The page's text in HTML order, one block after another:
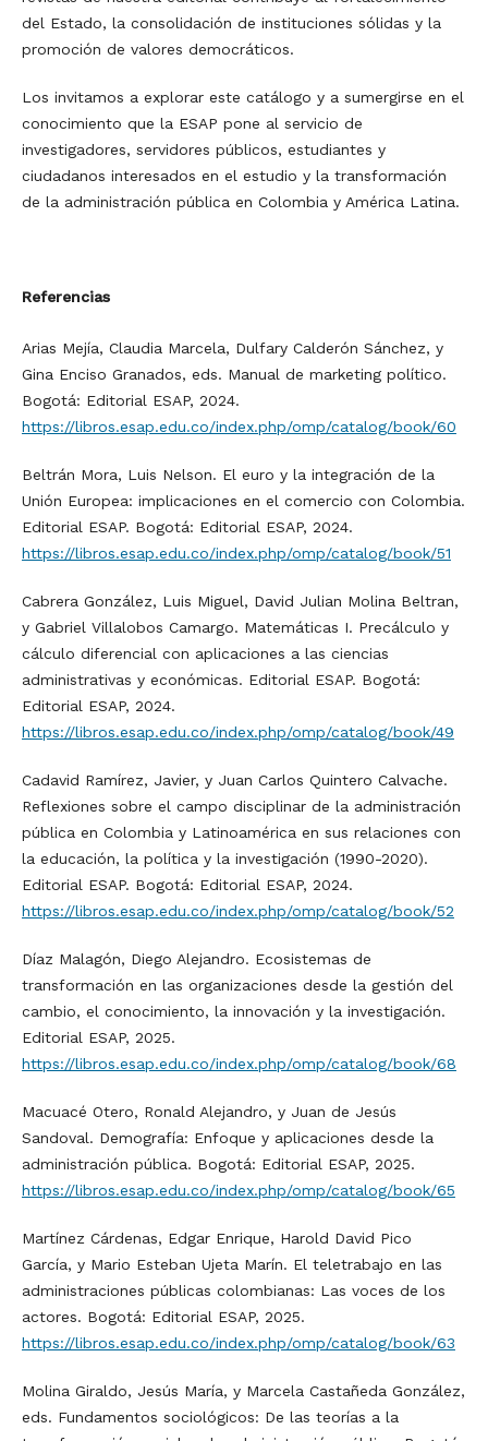
del Estado, la consolidación de instituciones sólidas y la
promoción de valores democráticos.
Los invitamos a explorar este catálogo y a sumergirse en el
conocimiento que la ESAP pone al servicio de
investigadores, servidores públicos, estudiantes y
ciudadanos interesados en el estudio y la transformación
de la administración pública en Colombia y América Latina.
Referencias
Arias Mejía, Claudia Marcela, Dulfary Calderón Sánchez, y
Gina Enciso Granados, eds. Manual de marketing político.
Bogotá: Editorial ESAP, 2024.
https://libros.esap.edu.co/index.php/omp/catalog/book/60
Beltrán Mora, Luis Nelson. El euro y la integración de la
Unión Europea: implicaciones en el comercio con Colombia.
Editorial ESAP. Bogotá: Editorial ESAP, 2024.
https://libros.esap.edu.co/index.php/omp/catalog/book/51
Cabrera González, Luis Miguel, David Julian Molina Beltran,
y Gabriel Villalobos Camargo. Matemáticas I. Precálculo y
cálculo diferencial con aplicaciones a las ciencias
administrativas y económicas. Editorial ESAP. Bogotá:
Editorial ESAP, 2024.
https://libros.esap.edu.co/index.php/omp/catalog/book/49
Cadavid Ramírez, Javier, y Juan Carlos Quintero Calvache.
Reflexiones sobre el campo disciplinar de la administración
pública en Colombia y Latinoamérica en sus relaciones con
la educación, la política y la investigación (1990-2020).
Editorial ESAP. Bogotá: Editorial ESAP, 2024.
https://libros.esap.edu.co/index.php/omp/catalog/book/52
Díaz Malagón, Diego Alejandro. Ecosistemas de
transformación en las organizaciones desde la gestión del
cambio, el conocimiento, la innovación y la investigación.
Editorial ESAP, 2025.
https://libros.esap.edu.co/index.php/omp/catalog/book/68
Macuacé Otero, Ronald Alejandro, y Juan de Jesús
Sandoval. Demografía: Enfoque y aplicaciones desde la
administración pública. Bogotá: Editorial ESAP, 2025.
https://libros.esap.edu.co/index.php/omp/catalog/book/65
Martínez Cárdenas, Edgar Enrique, Harold David Pico
García, y Mario Esteban Ujeta Marín. El teletrabajo en las
administraciones públicas colombianas: Las voces de los
actores. Bogotá: Editorial ESAP, 2025.
https://libros.esap.edu.co/index.php/omp/catalog/book/63
Molina Giraldo, Jesús María, y Marcela Castañeda González,
eds. Fundamentos sociológicos: De las teorías a la